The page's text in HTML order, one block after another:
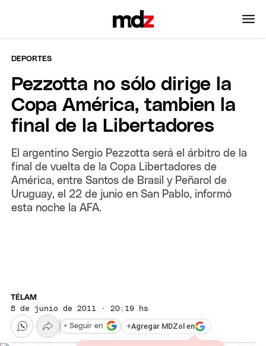
DEPORTES
Pezzotta no sólo dirige la
Copa América, tambien la
final de la Libertadores
El argentino Sergio Pezzotta será el árbitro de la
final de vuelta de la Copa Libertadores de
América, entre Santos de Brasil y Peñarol de
Uruguay, el 22 de junio en San Pablo, informó
esta noche la AFA.
TÉLAM
8 de junio de 2011 · 20:19 hs
+Agregar MDZol en
+ Seguir en